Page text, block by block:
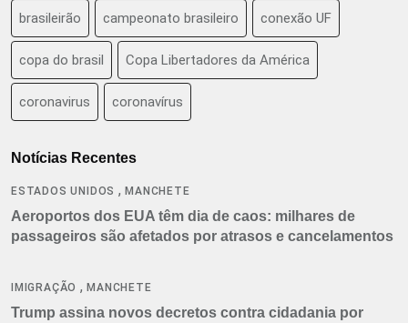
brasileirão campeonato brasileiro conexão UF
copa do brasil Copa Libertadores da América
coronavirus coronavírus
Notícias Recentes
ESTADOS UNIDOS ,MANCHETE
Aeroportos dos EUA têm dia de caos: milhares de
passageiros são afetados por atrasos e cancelamentos
IMIGRAÇÃO ,MANCHETE
Trump assina novos decretos contra cidadania por